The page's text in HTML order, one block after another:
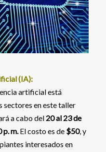
(IA):
artificial está
en este taller
a cabo del 20 al 23 de
p. m.El costo es de $50, y
interesados en